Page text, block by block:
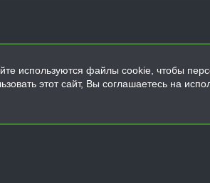
используются файлы cookie, чтобы
этот сайт, Вы соглашаетесь на